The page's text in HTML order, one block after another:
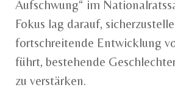
Aufschwung“ im
Fokus lag darauf,
fortschreitende Entwicklung
führt, bestehende
zu verstärken.